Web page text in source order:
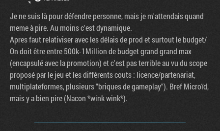
Je ne suis là pour défendre personne, mais je m'attendais quand
meme à pire. Au moins c'est dynamique.
Apres faut relativiser avec les délais de prod et surtout le budget/
On doit être entre 500k-1Million de budget grand grand max
(encapsulé avec la promotion) et c'est pas terrible au vu du scope
proposé par le jeu et les différents couts : licence/partenariat,
multiplateformes, plusieurs "briques de gameplay"). Bref Microïd,
mais y a bien pire (Nacon *wink wink*).